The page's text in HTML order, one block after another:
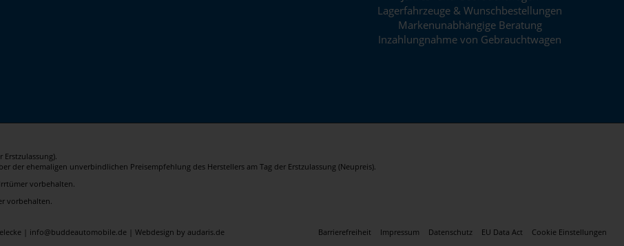
Lagerfahrzeuge & Wunschbestellungen
Markenunabhängige Beratung
Inzahlungnahme von Gebrauchtwagen
der ehemaligen unverbindlichen Preisempfehlung des Herstellers am Tag der Erstzulassung (Neupreis).
vorbehalten.
vorbehalten.
Barrierefreiheit Impressum Datenschutz EU Data Act Cookie Einstellungen
| info@buddeautomobile.de | Webdesign by audaris.de